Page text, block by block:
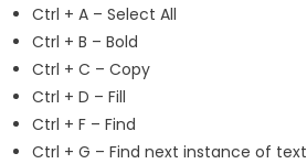
Ctrl + A – Select All
Ctrl + B – Bold
Ctrl + C – Copy
Ctrl + D – Fill
Ctrl + F – Find
Ctrl + G – Find next instance of text